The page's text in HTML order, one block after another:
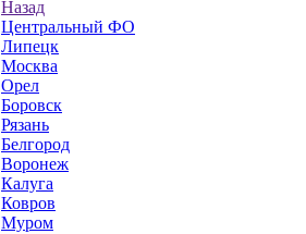
Назад
Центральный ФО
Липецк
Москва
Орел
Боровск
Рязань
Белгород
Воронеж
Калуга
Ковров
Муром